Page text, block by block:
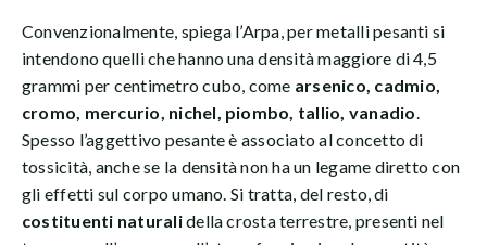
Convenzionalmente, spiega l’Arpa, per metalli pesanti si
intendono quelli che hanno una densità maggiore di 4,5
grammi per centimetro cubo, come arsenico, cadmio,
cromo, mercurio, nichel, piombo, tallio, vanadio.
Spesso l’aggettivo pesante è associato al concetto di
tossicità, anche se la densità non ha un legame diretto con
gli effetti sul corpo umano. Si tratta, del resto, di
costituenti naturalidella crosta terrestre, presenti nel